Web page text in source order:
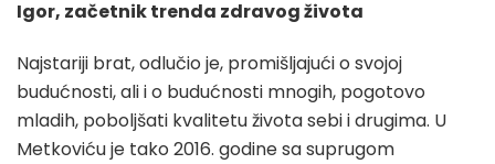
Igor, začetnik trenda zdravog života
Najstariji brat, odlučio je, promišljajući o svojoj
budućnosti, ali i o budućnosti mnogih, pogotovo
mladih, poboljšati kvalitetu života sebi i drugima. U
Metkoviću je tako 2016. godine sa suprugom